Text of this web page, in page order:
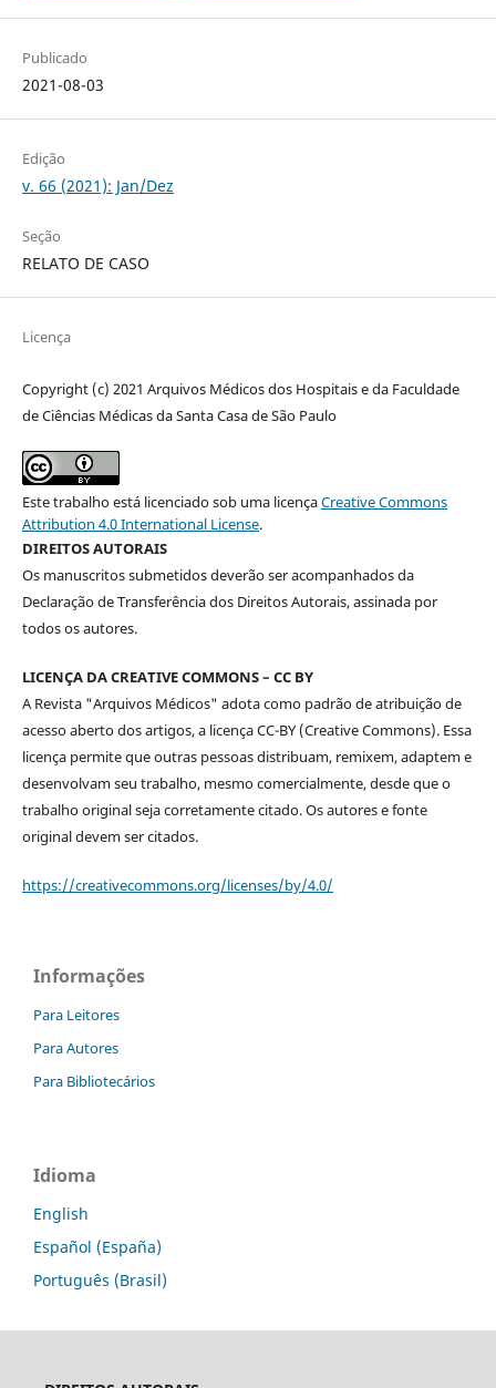
Publicado
2021-08-03
Edição
v. 66 (2021): Jan/Dez
Seção
RELATO DE CASO
Licença
Copyright (c) 2021 Arquivos Médicos dos Hospitais e da Faculdade
de Ciências Médicas da Santa Casa de São Paulo
Este trabalho está licenciado sob uma licençaCreative Commons
Attribution 4.0 International License.
DIREITOS AUTORAIS
Os manuscritos submetidos deverão ser acompanhados da
Declaração de Transferência dos Direitos Autorais, assinada por
todos os autores.
LICENÇA DA CREATIVE COMMONS – CC BY
A Revista "Arquivos Médicos" adota como padrão de atribuição de
acesso aberto dos artigos, a licença CC-BY (Creative Commons). Essa
licença permite que outras pessoas distribuam, remixem, adaptem e
desenvolvam seu trabalho, mesmo comercialmente, desde que o
trabalho original seja corretamente citado. Os autores e fonte
original devem ser citados.
https://creativecommons.org/licenses/by/4.0/
Informações
Para Leitores
Para Autores
Para Bibliotecários
Idioma
English
Español (España)
Português (Brasil)